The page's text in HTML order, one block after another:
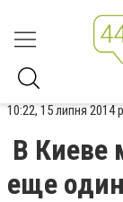
10:22, 15 липня 2014
В Киеве
еще